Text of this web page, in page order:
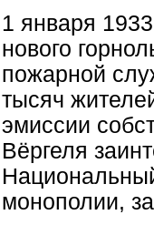
1 января
нового
пожарной
тысяч
эмиссии
Вёргеля
монополии,